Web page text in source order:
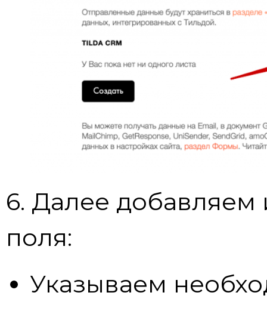
6. Далее
поля:
Указываем